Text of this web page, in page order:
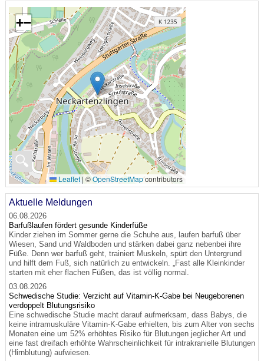
🔍
+−
Leaflet | ©OpenStreetMapcontributors
Aktuelle Meldungen
06.08.2026
Barfußlaufen fördert gesunde Kinderfüße
Kinder ziehen im Sommer gerne die Schuhe aus, laufen barfuß über
Wiesen, Sand und Waldboden und stärken dabei ganz nebenbei ihre
Füße. Denn wer barfuß geht, trainiert Muskeln, spürt den Untergrund
und hilft dem Fuß, sich natürlich zu entwickeln. „Fast alle Kleinkinder
starten mit eher flachen Füßen, das ist völlig normal.
03.08.2026
Schwedische Studie: Verzicht auf Vitamin-K-Gabe bei Neugeborenen
verdoppelt Blutungsrisiko
Eine schwedische Studie macht darauf aufmerksam, dass Babys, die
keine intramuskuläre Vitamin-K-Gabe erhielten, bis zum Alter von sechs
Monaten eine um 52% erhöhtes Risiko für Blutungen jeglicher Art und
eine fast dreifach erhöhte Wahrscheinlichkeit für intrakranielle Blutungen
(Hirnblutung) aufwiesen.